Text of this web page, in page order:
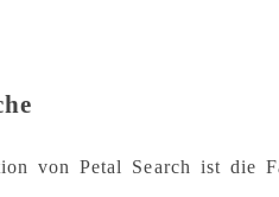
von Petal Search ist die